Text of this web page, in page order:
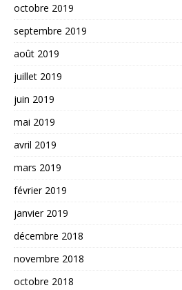
octobre 2019
septembre 2019
août 2019
juillet 2019
juin 2019
mai 2019
avril 2019
mars 2019
février 2019
janvier 2019
décembre 2018
novembre 2018
octobre 2018